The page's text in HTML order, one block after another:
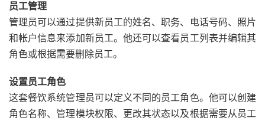
员工管理
管理员可以通过提供新员工的姓名、职务、电话号码、照片
和帐户信息来添加新员工。他还可以查看员工列表并编辑其
角色或根据需要删除员工。
设置员工角色
这套餐饮系统管理员可以定义不同的员工角色。他可以创建
角色名称、管理模块权限、更改其状态以及根据需要从员工